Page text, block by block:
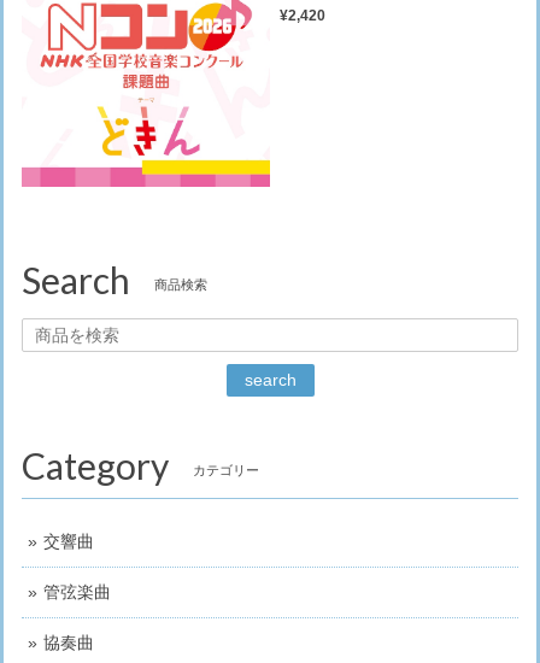
¥2,420
Search 商品検索
search
Category カテゴリー
交響曲
管弦楽曲
協奏曲